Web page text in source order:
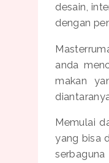
desain,
dengan
anda
makan
Memulai
yang bisa